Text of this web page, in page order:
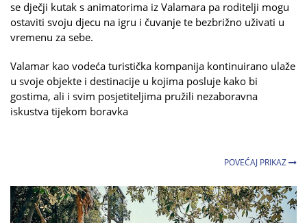
se dječji kutak s animatorima iz Valamara pa roditelji mogu
ostaviti svoju djecu na igru i čuvanje te bezbrižno uživati u
vremenu za sebe.
Valamar kao vodeća turistička kompanija kontinuirano ulaže
u svoje objekte i destinacije u kojima posluje kako bi
gostima, ali i svim posjetiteljima pružili nezaboravna
iskustva tijekom boravka
POVEĆAJ PRIKAZ